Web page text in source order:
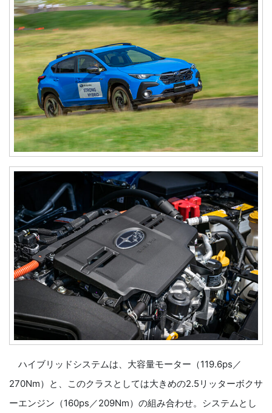
ハイブリッドシステムは、大容量モーター（119.6ps／
270Nm）と、このクラスとしては大きめの2.5リッターボクサ
ーエンジン（160ps／209Nm）の組み合わせ。システムとし